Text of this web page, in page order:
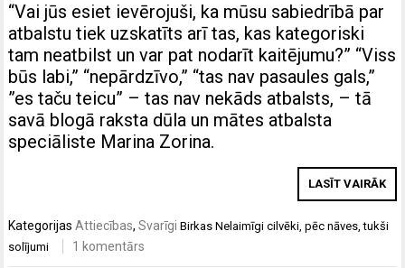
“Vai jūs esiet ievērojuši, ka mūsu sabiedrībā par
atbalstu tiek uzskatīts arī tas, kas kategoriski
tam neatbilst un var pat nodarīt kaitējumu?” “Viss
būs labi,” “nepārdzīvo,” “tas nav pasaules gals,”
”es taču teicu” – tas nav nekāds atbalsts, – tā
savā blogā raksta dūla un mātes atbalsta
speciāliste Marina Zorina.
LASĪT VAIRĀK
KategorijasAttiecības,Svarīgi BirkasNelaimīgi cilvēki,pēc nāves,tukši
solījumi
1 komentārs